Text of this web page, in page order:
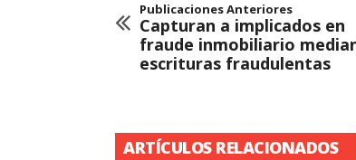
Publicaciones Anteriores
Capturan a implicados en
fraude inmobiliario
escrituras fraudulentas
ARTÍCULOS RELACIONADOS